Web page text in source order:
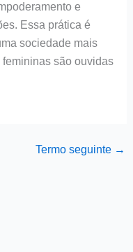
e
Essa prática é
sociedade mais
são ouvidas
Termo seguinte →